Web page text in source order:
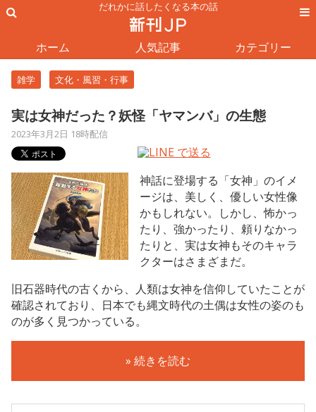
だれかに話したくなる本の話
ホーム 人気記事 カテゴリー
雑学 文化・風習・行事
実は女神だった？妖怪「ヤマンバ」の生態
2023年3月2日 18時配信
神話に登場する「女神」のイメ
ージは、美しく、優しい女性像
かもしれない。しかし、怖かっ
たり、強かったり、頼りなかっ
たりと、実は女神もそのキャラ
クターはさまざまだ。
旧石器時代の古くから、人類は女神を信仰していたことが
確認されており、日本でも縄文時代の土偶は女性の姿のも
のが多く見つかっている。
» 続きを読む